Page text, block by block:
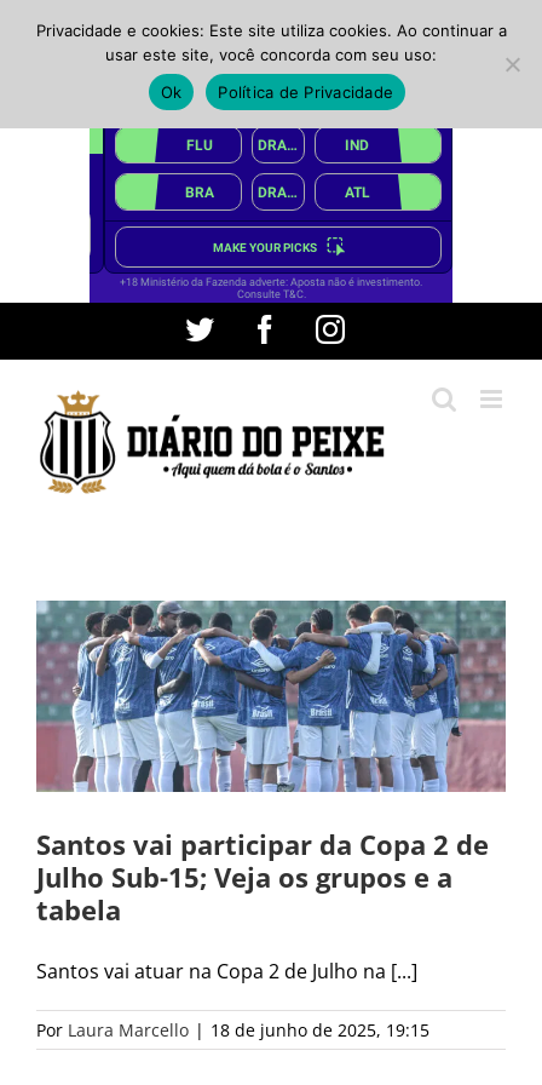
conteúdo
Twitter FacebookInstagram
Santos vai participar da Copa 2 de
Julho Sub-15; Veja os grupos e a
tabela
Santos vai atuar na Copa 2 de Julho na [...]
Por Laura Marcello | 18 de junho de 2025, 19:15
Privacidade e cookies: Este site utiliza cookies. Ao continuar a
usar este site, você concorda com seu uso:
Ok
Política de Privacidade